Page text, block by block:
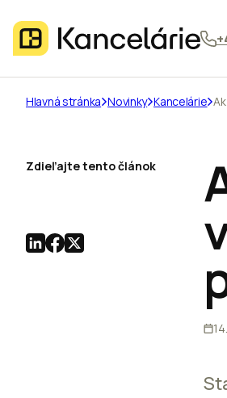
Hlavná stránka Novinky Kancelárie
Zdieľajte tento článok